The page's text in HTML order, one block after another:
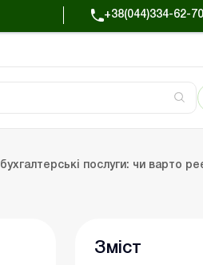
+38(044)334-62-70
послуги: чи варто
Зміст